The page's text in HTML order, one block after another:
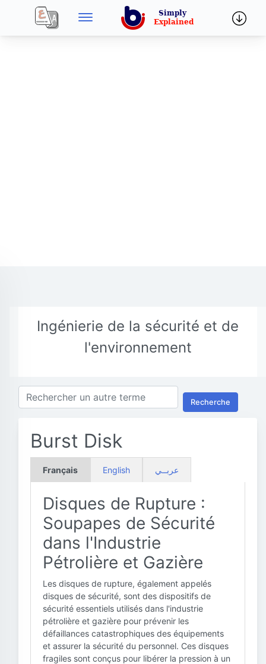
Ingénierie de la sécurité et de
l'environnement
Recherche
Burst Disk
Français English عربــي
Disques de Rupture :
Soupapes de Sécurité
dans l'Industrie
Pétrolière et Gazière
Les disques de rupture, également appelés
disques de sécurité, sont des dispositifs de
sécurité essentiels utilisés dans l'industrie
pétrolière et gazière pour prévenir les
défaillances catastrophiques des équipements
et assurer la sécurité du personnel. Ces disques
fragiles sont conçus pour libérer la pression à un